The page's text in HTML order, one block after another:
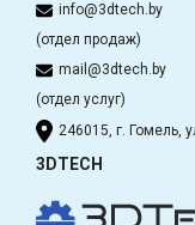
info@3dtech.by
(отдел продаж)
mail@3dtech.by
(отдел услуг)
246015, г. Гомель,
3DTECH